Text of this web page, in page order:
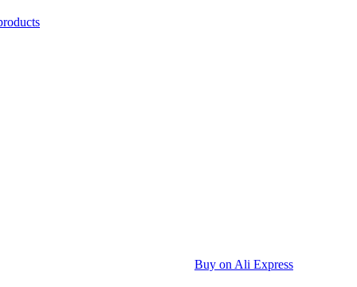
Buy on Ali Express